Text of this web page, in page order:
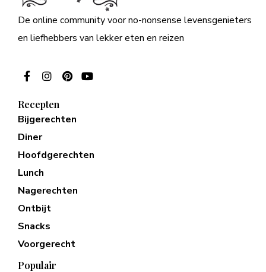
De online community voor no-nonsense levensgenieters
en liefhebbers van lekker eten en reizen
Recepten
Bijgerechten
Diner
Hoofdgerechten
Lunch
Nagerechten
Ontbijt
Snacks
Voorgerecht
Populair